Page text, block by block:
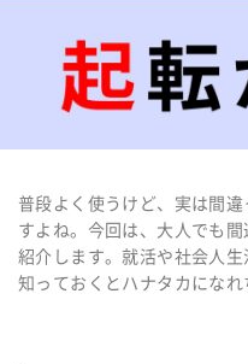
普段よく使うけど、実は間
すよね。今回は、大人でも
紹介します。就活や社会人生
知っておくとハナタカになれ